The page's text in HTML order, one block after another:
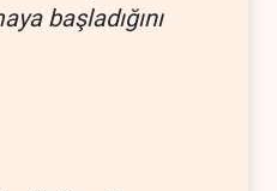
başladığını